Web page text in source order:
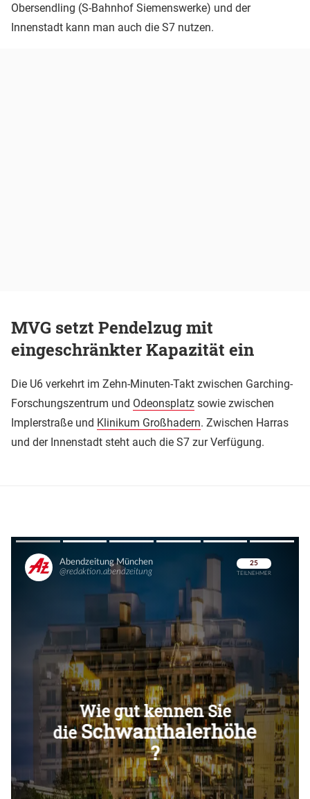
Obersendling (S-Bahnhof Siemenswerke) und der
Innenstadt kann man auch die S7 nutzen.
MVG setzt Pendelzug mit
eingeschränkter Kapazität ein
Die U6 verkehrt im Zehn-Minuten-Takt zwischen Garching-
Forschungszentrum und Odeonsplatz sowie zwischen
Implerstraße und Klinikum Großhadern. Zwischen Harras
und der Innenstadt steht auch die S7 zur Verfügung.
Überspringen
Überspringen